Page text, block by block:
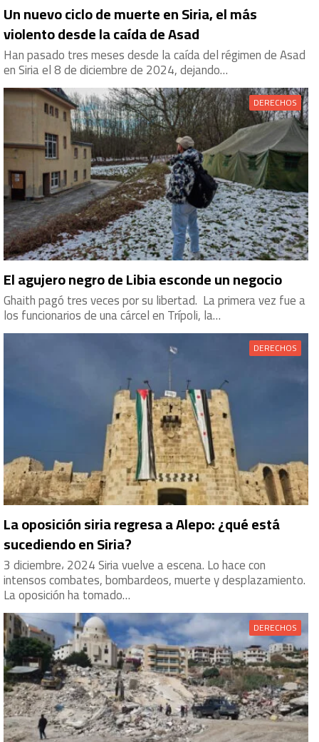
Un nuevo ciclo de muerte en Siria, el más
violento desde la caída de Asad
Han pasado tres meses desde la caída del régimen de Asad
en Siria el 8 de diciembre de 2024, dejando…
DERECHOS
El agujero negro de Libia esconde un negocio
Ghaith pagó tres veces por su libertad. La primera vez fue a
los funcionarios de una cárcel en Trípoli, la…
DERECHOS
La oposición siria regresa a Alepo: ¿qué está
sucediendo en Siria?
3 diciembre، 2024 Siria vuelve a escena. Lo hace con
intensos combates, bombardeos, muerte y desplazamiento.
La oposición ha tomado…
DERECHOS